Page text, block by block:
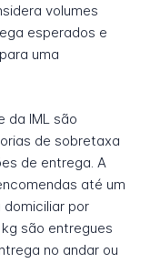
volumes
esperados e
uma
da IML são
de sobretaxa
de entrega. A
até um
por
são entregues
no andar ou